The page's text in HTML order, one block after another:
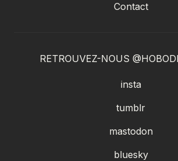
Contact
RETROUVEZ-NOUS
insta
tumblr
mastodon
bluesky